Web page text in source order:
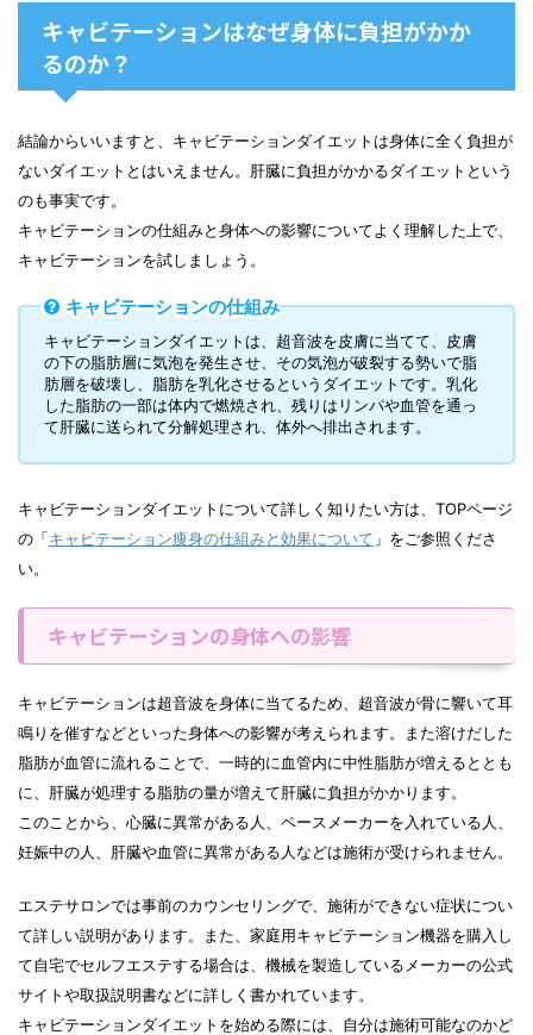
キャビテーションはなぜ身体に負担がかか
るのか？
結論からいいますと、キャビテーションダイエットは身体に全く負担が
ないダイエットとはいえません。肝臓に負担がかかるダイエットという
のも事実です。
キャビテーションの仕組みと身体への影響についてよく理解した上で、
キャビテーションを試しましょう。
キャビテーションの仕組み
キャビテーションダイエットは、超音波を皮膚に当てて、皮膚
の下の脂肪層に気泡を発生させ、その気泡が破裂する勢いで脂
肪層を破壊し、脂肪を乳化させるというダイエットです。乳化
した脂肪の一部は体内で燃焼され、残りはリンパや血管を通っ
て肝臓に送られて分解処理され、体外へ排出されます。
キャビテーションダイエットについて詳しく知りたい方は、TOPページ
の「キャビテーション痩身の仕組みと効果について 」をご参照くださ
い。
キャビテーションの身体への影響
キャビテーションは超音波を身体に当てるため、超音波が骨に響いて耳
鳴りを催すなどといった身体への影響が考えられます。また溶けだした
脂肪が血管に流れることで、一時的に血管内に中性脂肪が増えるととも
に、肝臓が処理する脂肪の量が増えて肝臓に負担がかかります。
このことから、心臓に異常がある人、ペースメーカーを入れている人、
妊娠中の人、肝臓や血管に異常がある人などは施術が受けられません。
エステサロンでは事前のカウンセリングで、施術ができない症状につい
て詳しい説明があります。また、家庭用キャビテーション機器を購入し
て自宅でセルフエステする場合は、機械を製造しているメーカーの公式
サイトや取扱説明書などに詳しく書かれています。
キャビテーションダイエットを始める際には、自分は施術可能なのかど